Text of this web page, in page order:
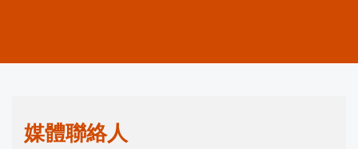
媒體聯絡人